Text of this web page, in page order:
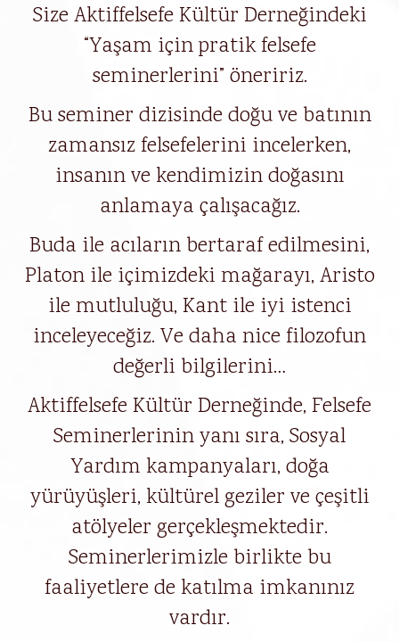
Size Aktiffelsefe Kültür Derneğindeki
“Yaşam için pratik felsefe
seminerlerini” öneririz.
Bu seminer dizisinde doğu ve batının
zamansız felsefelerini incelerken,
insanın ve kendimizin doğasını
anlamaya çalışacağız.
Buda ile acıların bertaraf edilmesini,
Platon ile içimizdeki mağarayı, Aristo
ile mutluluğu, Kant ile iyi istenci
inceleyeceğiz. Ve daha nice filozofun
değerli bilgilerini…
Aktiffelsefe Kültür Derneğinde, Felsefe
Seminerlerinin yanı sıra, Sosyal
Yardım kampanyaları, doğa
yürüyüşleri, kültürel geziler ve çeşitli
atölyeler gerçekleşmektedir.
Seminerlerimizle birlikte bu
faaliyetlere de katılma imkanınız
vardır.